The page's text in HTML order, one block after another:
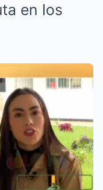
en los